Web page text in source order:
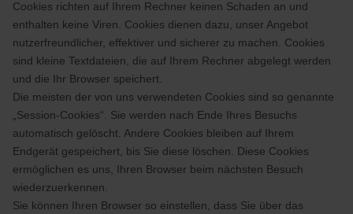
Cookies richten auf Ihrem Rechner keinen Schaden an und
enthalten keine Viren. Cookies dienen dazu, unser Angebot
nutzerfreundlicher, effektiver und sicherer zu machen. Cookies
sind kleine Textdateien, die auf Ihrem Rechner abgelegt werden
und die Ihr Browser speichert.
Die meisten der von uns verwendeten Cookies sind so genannte
„Session-Cookies“. Sie werden nach Ende Ihres Besuchs
automatisch gelöscht. Andere Cookies bleiben auf Ihrem
Endgerät gespeichert, bis Sie diese löschen. Diese Cookies
ermöglichen es uns, Ihren Browser beim nächsten Besuch
wiederzuerkennen.
Sie können Ihren Browser so einstellen, dass Sie über das